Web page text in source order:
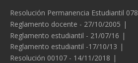
Legales
Resolución Permanencia Estudiantil
Reglamento docente - 27/10/2005
Reglamento estudiantil - 21/07/16
Reglamento estudiantil -17/10/13
Resolución 00107 - 14/11/2018